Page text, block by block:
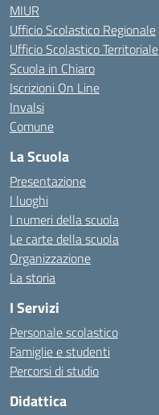
MIUR
Ufficio Scolastico Regionale
Ufficio Scolastico Territoriale
Scuola in Chiaro
Iscrizioni On Line
Invalsi
Comune
La Scuola
Presentazione
I luoghi
I numeri della scuola
Le carte della scuola
Organizzazione
La storia
I Servizi
Personale scolastico
Famiglie e studenti
Percorsi di studio
Didattica